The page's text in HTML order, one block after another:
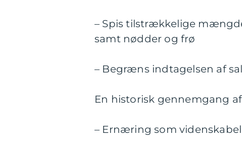
– Spis tilstrækkelige
samt nødder og frø
– Begræns indtagelsen af
En historisk gennemgang af
– Ernæring som